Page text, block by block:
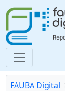
FAUBA Digital